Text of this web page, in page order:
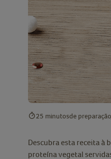
25 minutosde preparação
Descubra esta receita à
proteína vegetal